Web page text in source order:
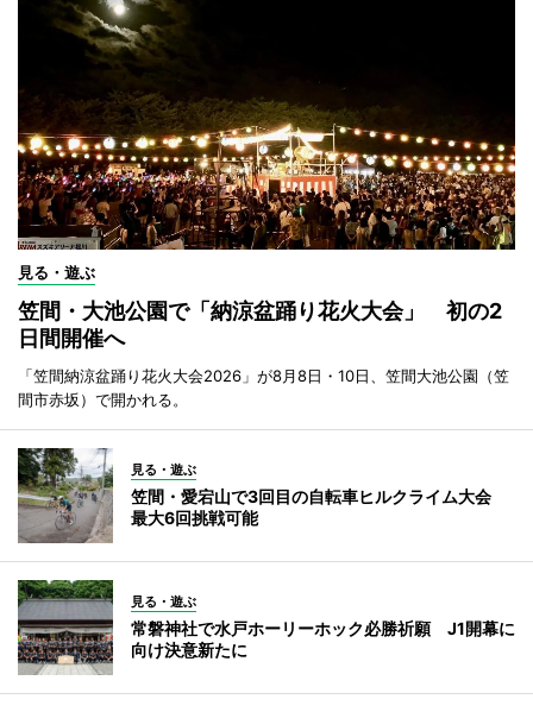
見る・遊ぶ
笠間・大池公園で「納涼盆踊り花火大会」 初の2
日間開催へ
「笠間納涼盆踊り花火大会2026」が8月8日・10日、笠間大池公園（笠
間市赤坂）で開かれる。
見る・遊ぶ
笠間・愛宕山で3回目の自転車ヒルクライム大会
最大6回挑戦可能
見る・遊ぶ
常磐神社で水戸ホーリーホック必勝祈願 J1開幕に
向け決意新たに